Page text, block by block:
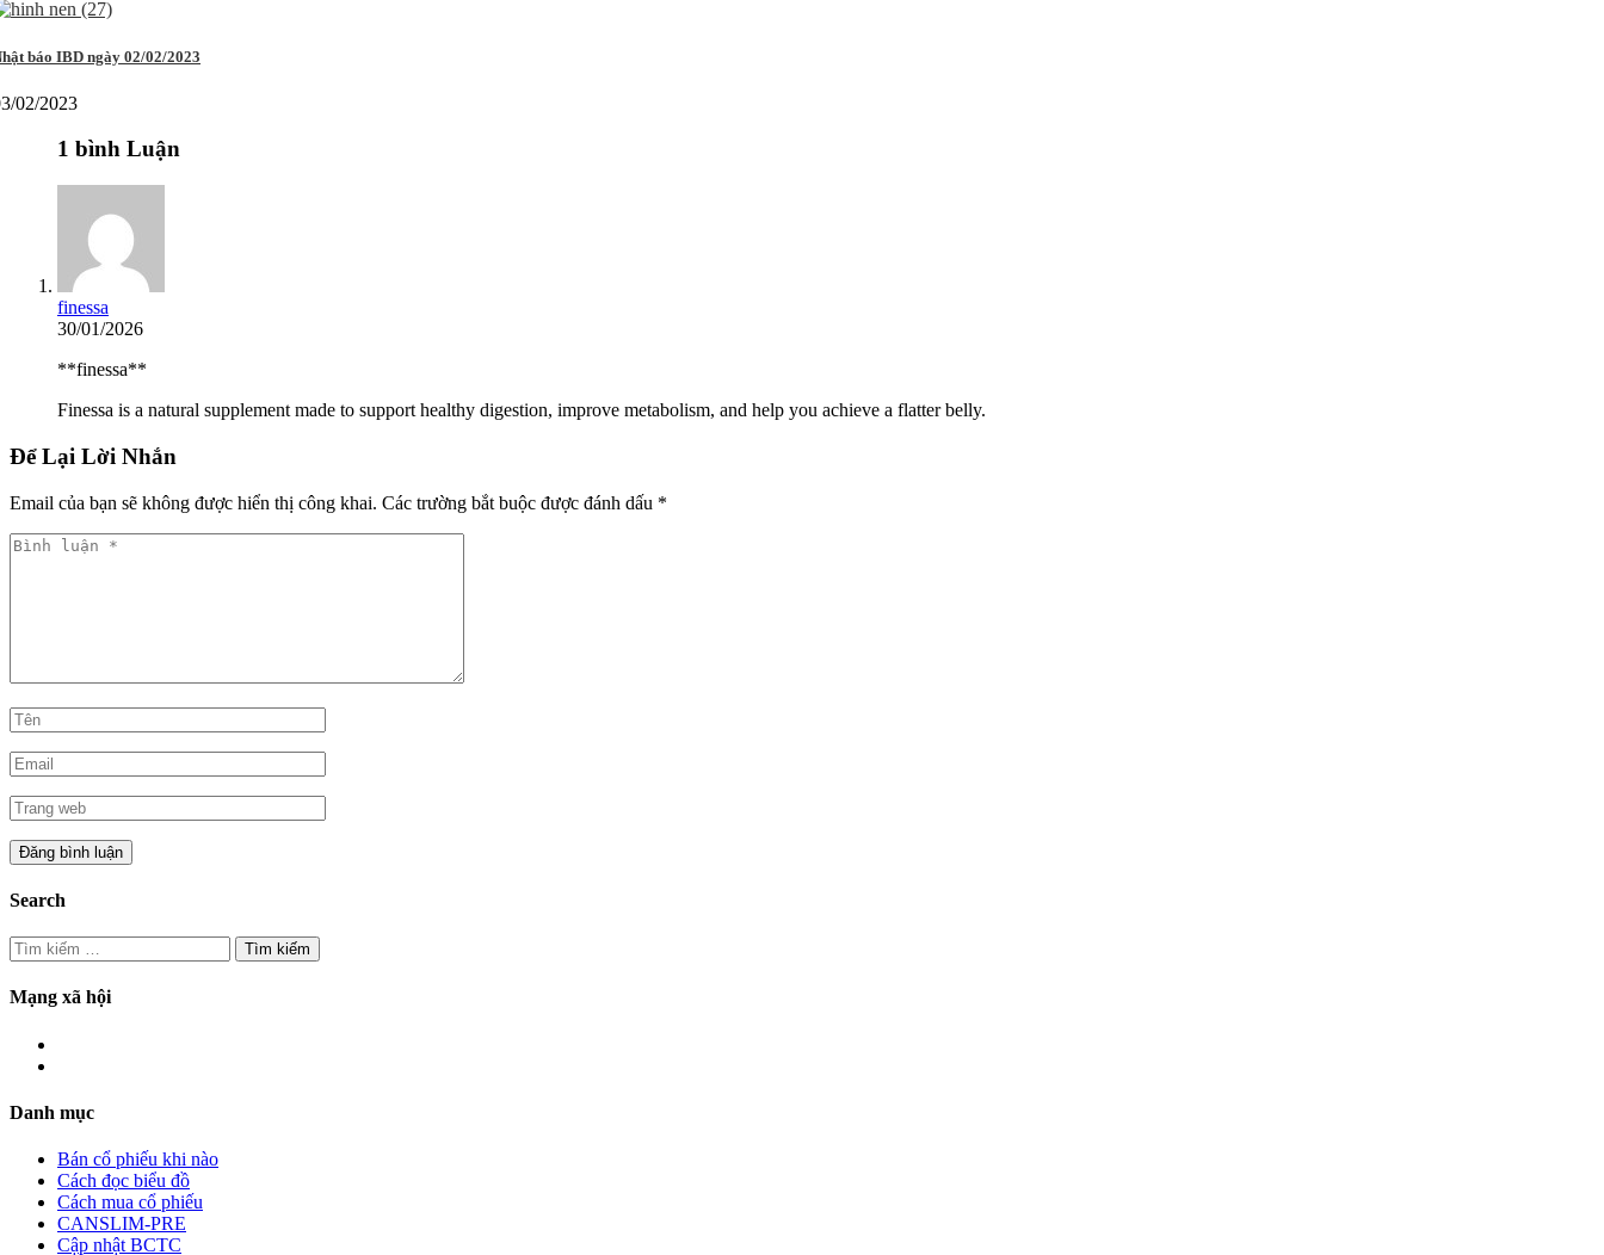
báo IBD ngày 02/02/2023
02/2023
1 bình Luận
finessa
30/01/2026
**finessa**
Finessa is a natural supplement made to support healthy digestion, improve metabolism, and help you achieve a flatter belly.
Để Lại Lời Nhắn
Email của bạn sẽ không được hiển thị công khai. Các trường bắt buộc được đánh dấu *
Search
Tìm
kiếm
cho:
Mạng xã hội
Danh mục
Bán cổ phiếu khi nào
Cách đọc biểu đồ
Cách mua cổ phiếu
CANSLIM-PRE
Cập nhật BCTC